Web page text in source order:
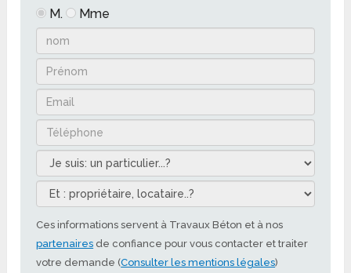
M. Mme
Ces informations servent à Travaux Béton et à nos
partenaires de confiance pour vous contacter et traiter
votre demande (Consulter les mentions légales)